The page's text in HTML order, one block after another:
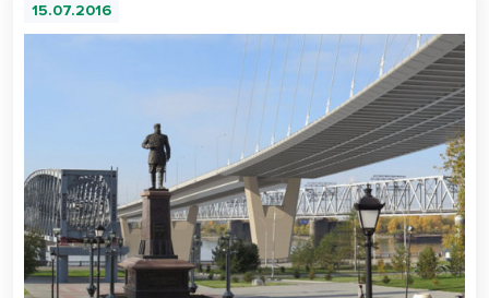
15.07.2016